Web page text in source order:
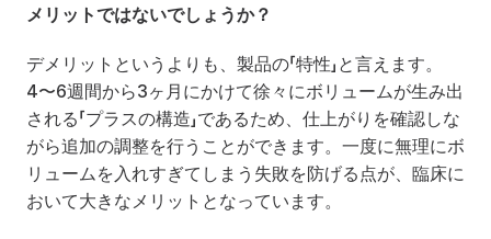
メリットではないでしょうか？
デメリットというよりも、製品の「特性」と言えます。
4〜6週間から3ヶ月にかけて徐々にボリュームが生み出
される「プラスの構造」であるため、仕上がりを確認しな
がら追加の調整を行うことができます。一度に無理にボ
リュームを入れすぎてしまう失敗を防げる点が、臨床に
おいて大きなメリットとなっています。